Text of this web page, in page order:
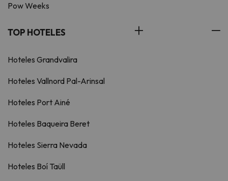
Pow Weeks
TOP HOTELES
Hoteles Grandvalira
Hoteles Vallnord Pal-Arinsal
Hoteles Port Ainé
Hoteles Baqueira Beret
Hoteles Sierra Nevada
Hoteles Boí Taüll